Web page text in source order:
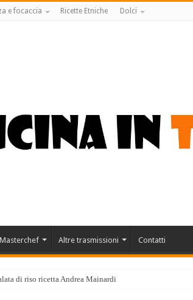
e focaccia Ricette Etniche Dolci
Masterchef Altre trasmissioni Contatti
di riso ricetta Andrea Mainardi